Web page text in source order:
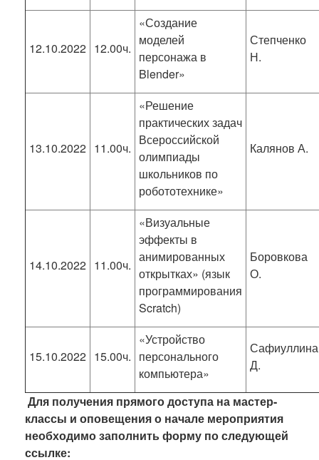
12.10.2022 12.00ч.
«Создание
моделей
персонажа в
Blender»
Степченко
Н.
13.10.2022 11.00ч.
«Решение
практических задач
Всероссийской
олимпиады
школьников по
робототехнике»
Калянов А.
14.10.2022 11.00ч.
«Визуальные
эффекты в
анимированных
открытках» (язык
программирования
Scratch)
Боровкова
О.
15.10.2022 15.00ч.
«Устройство
персонального
компьютера»
Сафиуллина
Д.
Для получения прямого доступа на мастер-
классы и оповещения о начале мероприятия
необходимо заполнить форму по следующей
ссылке: